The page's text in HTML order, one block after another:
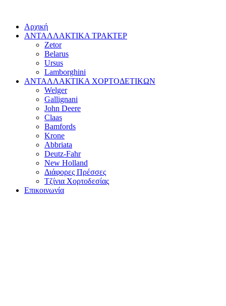
Αρχική
ΑΝΤΑΛΛΑΚΤΙΚΑ ΤΡΑΚΤΕΡ
Zetor
Belarus
Ursus
Lamborghini
ΑΝΤΑΛΛΑΚΤΙΚΑ ΧΟΡΤΟΔΕΤΙΚΩΝ
Welger
Gallignani
John Deere
Claas
Bamfords
Krone
Abbriata
Deutz-Fahr
New Holland
Διάφορες Πρέσσες
Τζίνια Χορτοδεσίας
Επικοινωνία